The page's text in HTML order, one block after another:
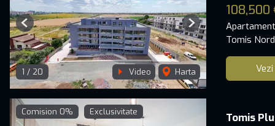
1 / 20 Video Harta
Previous Next
108,500
Tomis
Comision 0% Exclusivitate Tomis